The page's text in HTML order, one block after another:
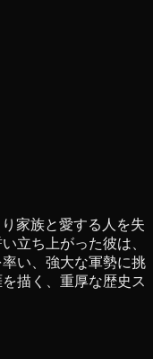
家族と愛する人を失
立ち上がった彼は、
い、強大な軍勢に挑
描く、重厚な歴史ス